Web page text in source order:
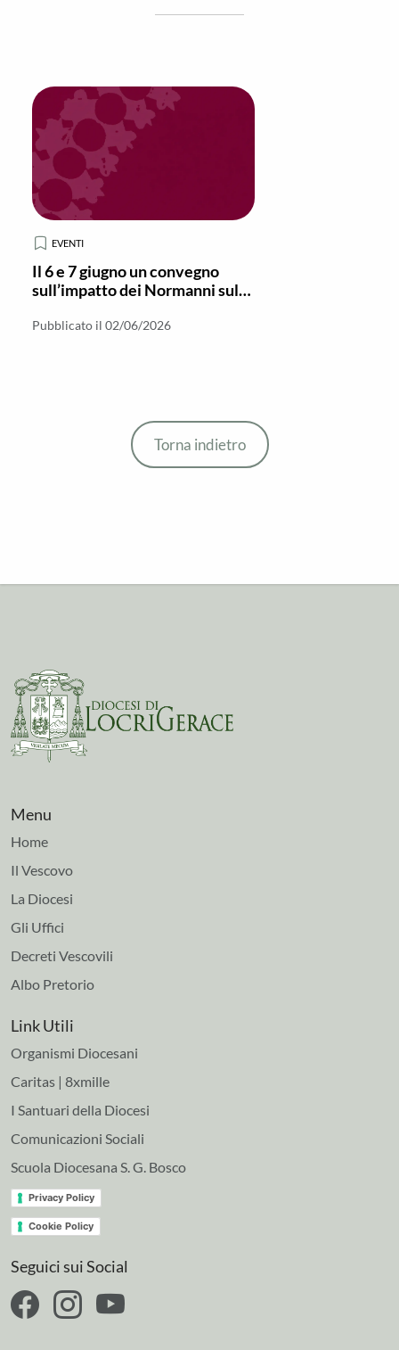
EVENTI
Il 6 e 7 giugno un convegno
sull’impatto dei Normanni sul
Pubblicato il 02/06/2026
Torna indietro
Menu
Home
Il Vescovo
La Diocesi
Gli Uffici
Decreti Vescovili
Albo Pretorio
Link Utili
Organismi Diocesani
Caritas | 8xmille
I Santuari della Diocesi
Comunicazioni Sociali
Scuola Diocesana S. G. Bosco
Privacy Policy
Cookie Policy
Seguici sui Social